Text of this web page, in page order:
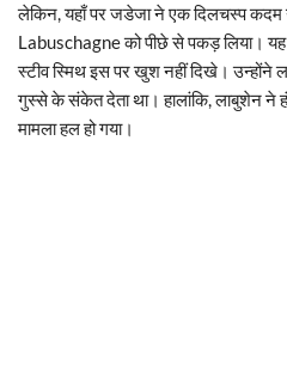
लेकिन, यहाँ पर जडेजा ने एक दिलचस्प कदम
Labuschagne को पीछे से पकड़ लिया।
स्टीव स्मिथ इस पर खुश नहीं दिखे।
गुस्से के संकेत देता था। हालांकि, लाबुशेन ने
मामला हल हो गया।